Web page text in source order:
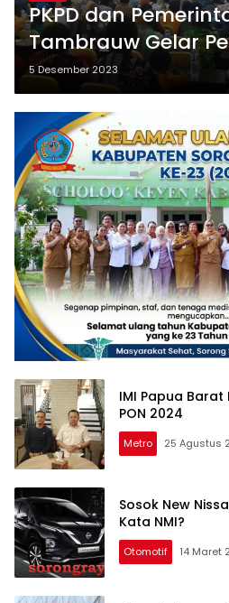
PKPD dan
Tambrauw Gelar
Aplikasi Smart
5 Desember 2023
IMI Papua
PON 2024
Metro 25 Agustus
Sosok New
Kata NMI?
Otomotif 14 Maret